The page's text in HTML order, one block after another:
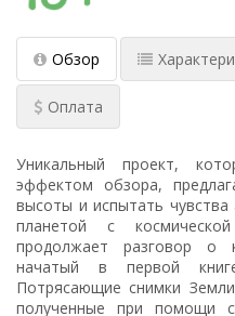
Обзор
Оплата
Уникальный проект,
эффектом обзора,
высоты и испытать
планетой с
продолжает разговор о
начатый в первой
Потрясающие снимки
полученные при помощи